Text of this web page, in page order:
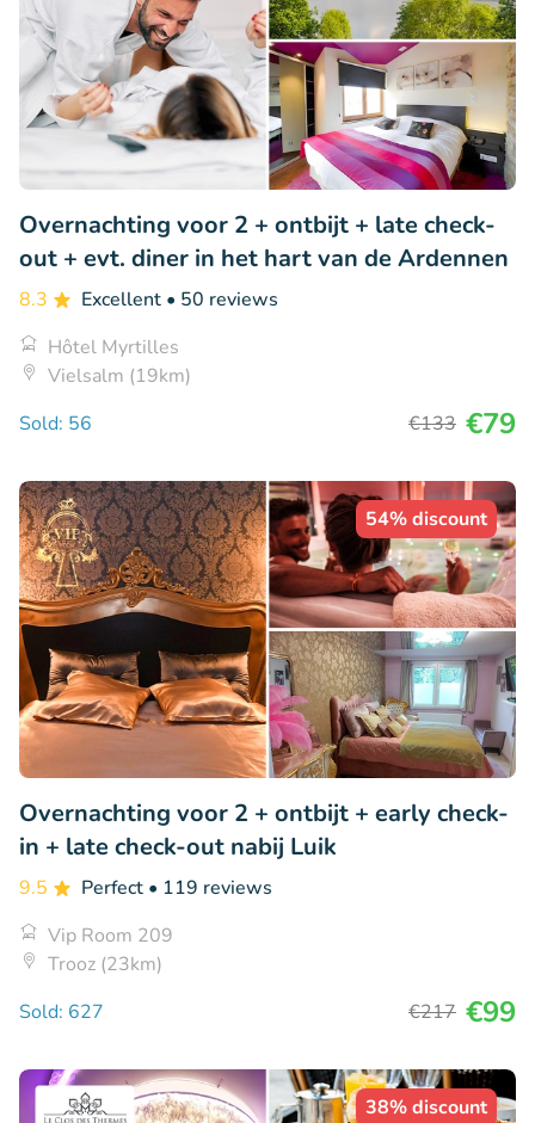
Overnachting voor 2 + ontbijt + late check-
out + evt. diner in het hart van de Ardennen
8.3 Excellent • 50 reviews
Hôtel Myrtilles
Vielsalm (19km)
Sold: 56
€133 €79
54% discount
Overnachting voor 2 + ontbijt + early check-
in + late check-out nabij Luik
9.5 Perfect • 119 reviews
Vip Room 209
Trooz (23km)
Sold: 627
€217 €99
38% discount